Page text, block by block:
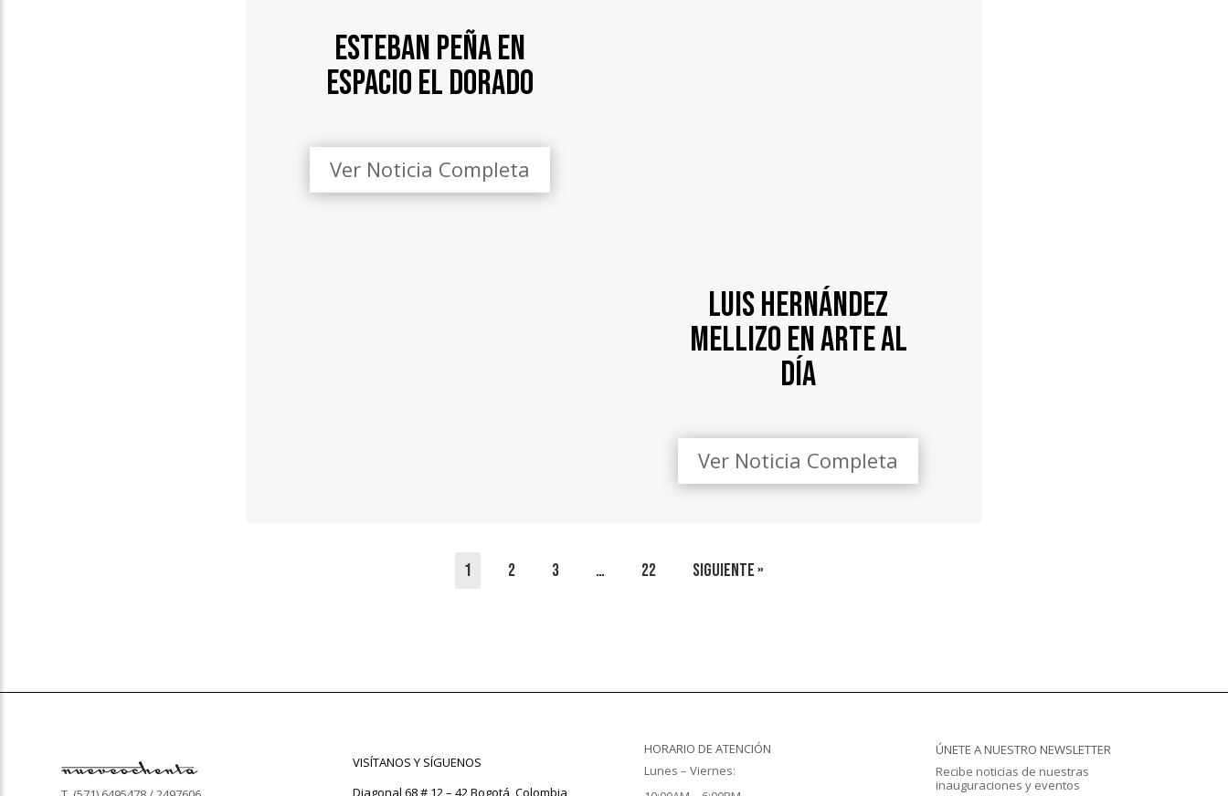
Esteban Peña en
Espacio El Dorado
Ver Noticia Completa
Luis Hernández
Mellizo en ARTE AL
DÍA
Ver Noticia Completa
1 2 3 … 22 Siguiente »
VISÍTANOS Y SÍGUENOS
Diagonal 68 # 12 – 42 Bogotá, Colombia
HORARIO DE ATENCIÓN
Lunes – Viernes:
ÚNETE A NUESTRO NEWSLETTER
Recibe noticias de nuestras
inauguraciones y eventos